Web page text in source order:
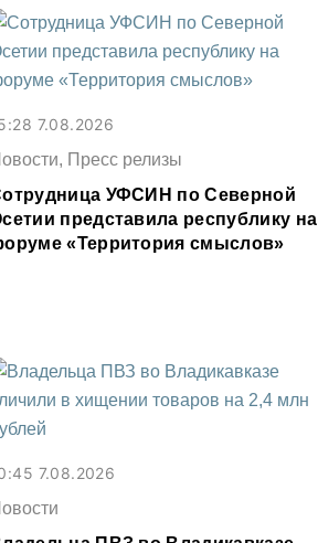
7.08.2026
Пресс релизы
УФСИН по Северной
представила республику на
«Территория смыслов»
7.08.2026